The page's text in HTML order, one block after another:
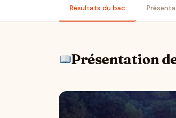
Résultats du bac
Présentation